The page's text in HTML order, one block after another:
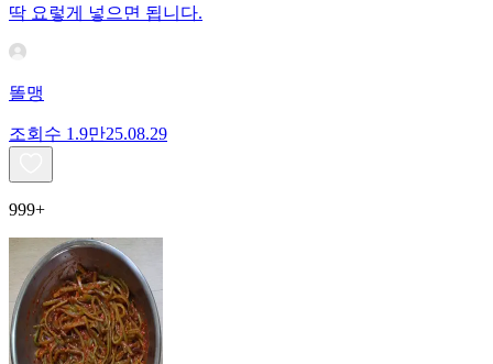
딱 요렇게 넣으면 됩니다.
똘맹
조회수 1.9만25.08.29
999+